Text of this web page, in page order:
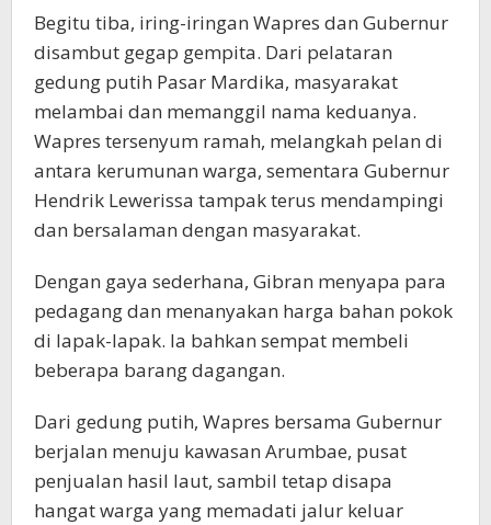
Begitu tiba, iring-iringan Wapres dan Gubernur
disambut gegap gempita. Dari pelataran
gedung putih Pasar Mardika, masyarakat
melambai dan memanggil nama keduanya.
Wapres tersenyum ramah, melangkah pelan di
antara kerumunan warga, sementara Gubernur
Hendrik Lewerissa tampak terus mendampingi
dan bersalaman dengan masyarakat.
Dengan gaya sederhana, Gibran menyapa para
pedagang dan menanyakan harga bahan pokok
di lapak-lapak. Ia bahkan sempat membeli
beberapa barang dagangan.
Dari gedung putih, Wapres bersama Gubernur
berjalan menuju kawasan Arumbae, pusat
penjualan hasil laut, sambil tetap disapa
hangat warga yang memadati jalur keluar